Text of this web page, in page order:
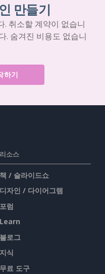
만들기
. 취소할 계약이 없습니
. 숨겨진 비용도 없습니
하기
리소스
책 / 슬라이드쇼
디자인 / 다이어그램
포럼
Learn
블로그
지식
무료 도구